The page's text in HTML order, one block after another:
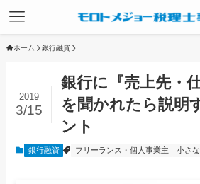
ホーム 銀行融資
銀行に『売上先・
を聞かれたら説明
ント
2019
3/15
銀行融資 フリーランス・個人事業主 小さ